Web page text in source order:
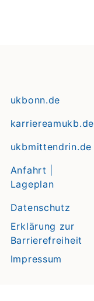
ukbonn.de
karriereamukb.de
ukbmittendrin.de
Anfahrt |
Lageplan
Datenschutz
Erklärung zur
Barrierefreiheit
Impressum